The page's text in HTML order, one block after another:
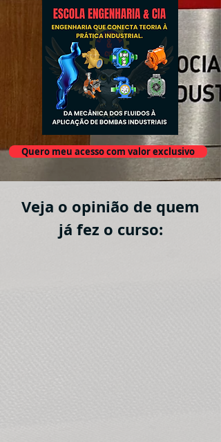
Quero meu acesso com valor exclusivo
Veja o opinião de quem
já fez o curso: